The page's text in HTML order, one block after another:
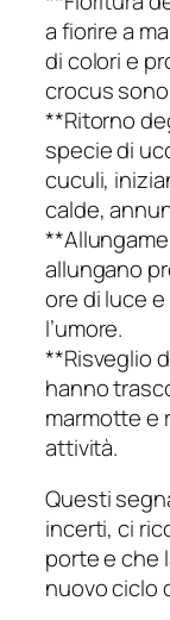
a fiorire a
di colori e
crocus
**Ritorno
specie di
cuculi,
calde,
allungano
ore di luce
l’umore.
**Risveglio
hanno
marmotte e
attività.
Questi
incerti, ci
porte e che
nuovo ciclo